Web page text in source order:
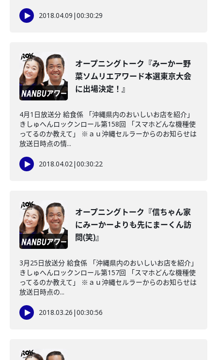
2018.04.09 |00:30:29
オープニングトーク『みーかー野
菜ソムリエアワード本選東京大会
に出場決定！』
4月1日放送分 給食係 「沖縄県内のおいしいお店を紹介」
きしゅへんロックンロール第158回 「スマホどんな機種使
ってるのか教えて」 ※ａｕ沖縄セルラーからのお知らせは
放送日時点の情...
2018.04.02|00:30:22
オープニングトーク『信ちゃん家
にみーかーよりも先にまーくん訪
問(笑)』
3月25日放送分 給食係 「沖縄県内のおいしいお店を紹介」
きしゅへんロックンロール第157回 「スマホどんな機種使
ってるのか教えて」 ※ａｕ沖縄セルラーからのお知らせは
放送日時点の...
2018.03.26 |00:30:56